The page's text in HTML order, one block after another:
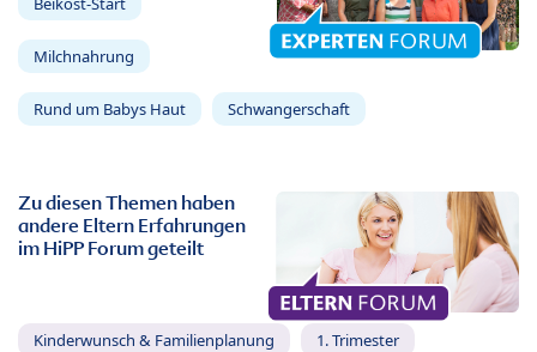
Milchnahrung
Rund um Babys Haut Schwangerschaft
Zu diesen Themen haben
andere Eltern Erfahrungen
im HiPP Forum geteilt
Kinderwunsch & Familienplanung 1. Trimester